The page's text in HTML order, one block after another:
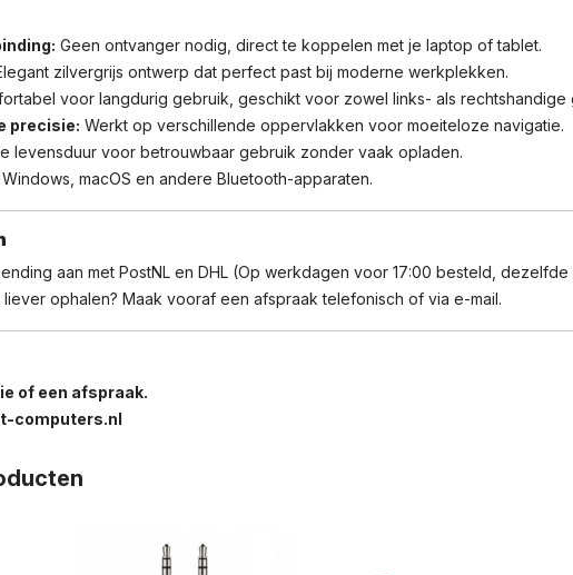
Geen ontvanger nodig, direct te koppelen met je laptop of tablet.
zilvergrijs ontwerp dat perfect past bij moderne werkplekken.
voor langdurig gebruik, geschikt voor zowel links- als rechtshandige
precisie: Werkt op verschillende oppervlakken voor moeiteloze navigatie.
levensduur voor betrouwbaar gebruik zonder vaak opladen.
macOS en andere Bluetooth-apparaten.
aan met PostNL en DHL (Op werkdagen voor 17:00 besteld,
ophalen? Maak vooraf een afspraak telefonisch of via e-mail.
of een afspraak.
computers.nl